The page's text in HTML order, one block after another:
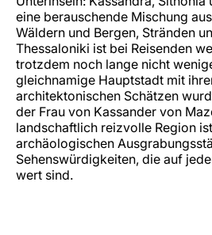
eine berauschende Mischung
Wäldern und Bergen, Stränden
Thessaloniki ist bei Reisenden
trotzdem noch lange nicht
gleichnamige Hauptstadt mit
architektonischen Schätzen
der Frau von Kassander von
landschaftlich reizvolle Region
archäologischen
Sehenswürdigkeiten, die auf
wert sind.